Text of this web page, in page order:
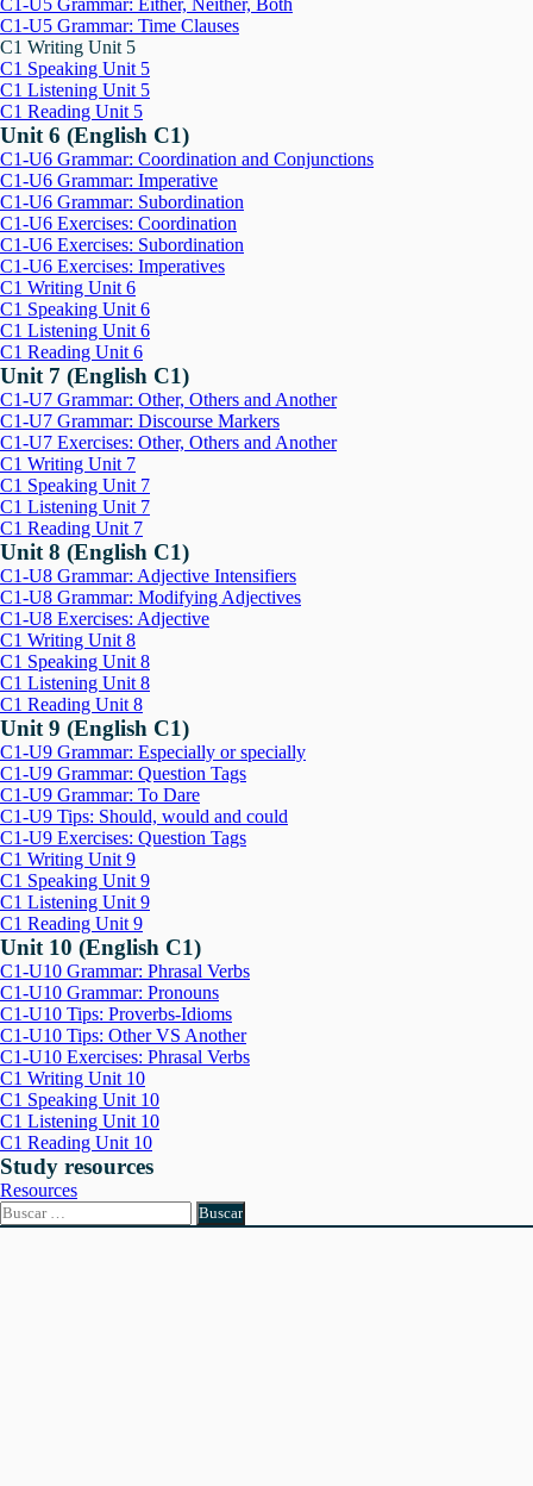
C1-U5 Grammar: Either, Neither, Both
C1-U5 Grammar: Time Clauses
C1 Writing Unit 5
C1 Speaking Unit 5
C1 Listening Unit 5
C1 Reading Unit 5
Unit 6 (English C1)
C1-U6 Grammar: Coordination and Conjunctions
C1-U6 Grammar: Imperative
C1-U6 Grammar: Subordination
C1-U6 Exercises: Coordination
C1-U6 Exercises: Subordination
C1-U6 Exercises: Imperatives
C1 Writing Unit 6
C1 Speaking Unit 6
C1 Listening Unit 6
C1 Reading Unit 6
Unit 7 (English C1)
C1-U7 Grammar: Other, Others and Another
C1-U7 Grammar: Discourse Markers
C1-U7 Exercises: Other, Others and Another
C1 Writing Unit 7
C1 Speaking Unit 7
C1 Listening Unit 7
C1 Reading Unit 7
Unit 8 (English C1)
C1-U8 Grammar: Adjective Intensifiers
C1-U8 Grammar: Modifying Adjectives
C1-U8 Exercises: Adjective
C1 Writing Unit 8
C1 Speaking Unit 8
C1 Listening Unit 8
C1 Reading Unit 8
Unit 9 (English C1)
C1-U9 Grammar: Especially or specially
C1-U9 Grammar: Question Tags
C1-U9 Grammar: To Dare
C1-U9 Tips: Should, would and could
C1-U9 Exercises: Question Tags
C1 Writing Unit 9
C1 Speaking Unit 9
C1 Listening Unit 9
C1 Reading Unit 9
Unit 10 (English C1)
C1-U10 Grammar: Phrasal Verbs
C1-U10 Grammar: Pronouns
C1-U10 Tips: Proverbs-Idioms
C1-U10 Tips: Other VS Another
C1-U10 Exercises: Phrasal Verbs
C1 Writing Unit 10
C1 Speaking Unit 10
C1 Listening Unit 10
C1 Reading Unit 10
Study resources
Resources
Buscar: